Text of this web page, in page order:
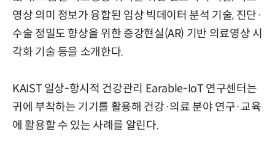
영상 의미 정보가 융합된 임상 빅데이터 분석 기술, 진단·
수술 정밀도 향상을 위한 증강현실(AR) 기반 의료영상 시
각화 기술 등을 소개한다.
KAIST 일상-항시적 건강관리 Earable-IoT 연구센터는
귀에 부착하는 기기를 활용해 건강·의료 분야 연구·교육
에 활용할 수 있는 사례를 알린다.